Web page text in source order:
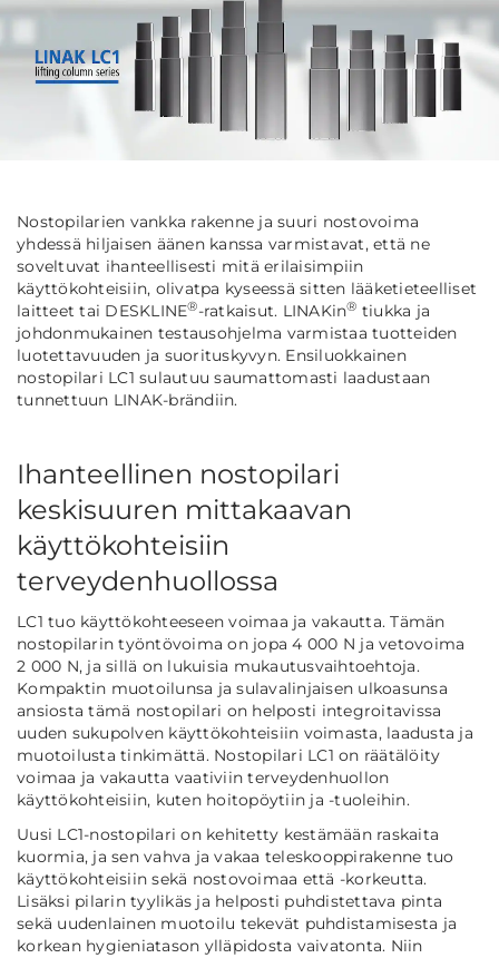
Nostopilarien vankka rakenne ja suuri nostovoima
yhdessä hiljaisen äänen kanssa varmistavat, että ne
soveltuvat ihanteellisesti mitä erilaisimpiin
käyttökohteisiin, olivatpa kyseessä sitten lääketieteelliset
laitteet tai DESKLINE®-ratkaisut. LINAKin® tiukka ja
johdonmukainen testausohjelma varmistaa tuotteiden
luotettavuuden ja suorituskyvyn. Ensiluokkainen
nostopilari LC1 sulautuu saumattomasti laadustaan
tunnettuun LINAK-brändiin.
Ihanteellinen nostopilari
keskisuuren mittakaavan
käyttökohteisiin
terveydenhuollossa
LC1 tuo käyttökohteeseen voimaa ja vakautta. Tämän
nostopilarin työntövoima on jopa 4 000 N ja vetovoima
2 000 N, ja sillä on lukuisia mukautusvaihtoehtoja.
Kompaktin muotoilunsa ja sulavalinjaisen ulkoasunsa
ansiosta tämä nostopilari on helposti integroitavissa
uuden sukupolven käyttökohteisiin voimasta, laadusta ja
muotoilusta tinkimättä. Nostopilari LC1 on räätälöity
voimaa ja vakautta vaativiin terveydenhuollon
käyttökohteisiin, kuten hoitopöytiin ja -tuoleihin.
Uusi LC1-nostopilari on kehitetty kestämään raskaita
kuormia, ja sen vahva ja vakaa teleskooppirakenne tuo
käyttökohteisiin sekä nostovoimaa että -korkeutta.
Lisäksi pilarin tyylikäs ja helposti puhdistettava pinta
sekä uudenlainen muotoilu tekevät puhdistamisesta ja
korkean hygieniatason ylläpidosta vaivatonta. Niin